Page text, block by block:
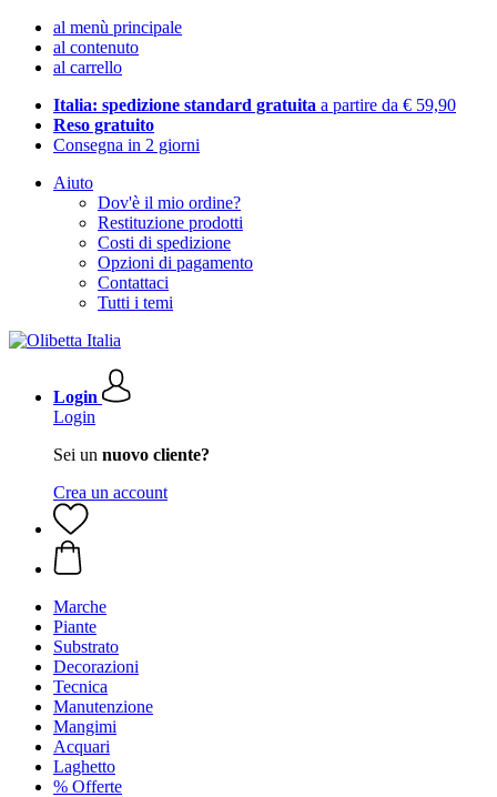
al menù principale
al contenuto
al carrello
Italia: spedizione standard gratuita a partire da € 59,90
Reso gratuito
Consegna in 2 giorni
Aiuto
Dov'è il mio ordine?
Restituzione prodotti
Costi di spedizione
Opzioni di pagamento
Contattaci
Tutti i temi
Login
Login
Sei un nuovo cliente?
Crea un account
Marche
Piante
Substrato
Decorazioni
Tecnica
Manutenzione
Mangimi
Acquari
Laghetto
% Offerte